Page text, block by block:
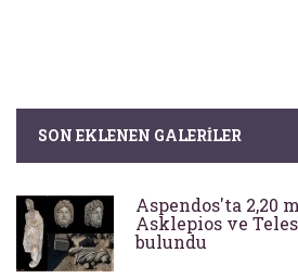
SON EKLENEN GALERILER
Aspendos'ta 2,20
Asklepios ve
bulundu